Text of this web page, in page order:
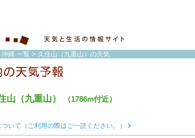
縄 一覧 > 久住山（九重山）の天気
山（九重山） （1786m付近）
いて（ご利用の際はご一読ください。）